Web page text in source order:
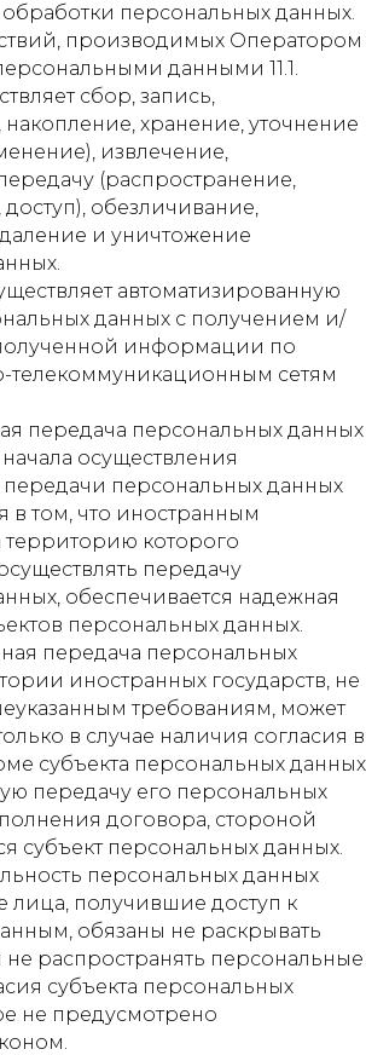
персональных данных.
производимых Оператором
данными 11.1.
сбор, запись,
хранение, уточнение
извлечение,
(распространение,
обезличивание,
и уничтожение
автоматизированную
данных с получением и/
информации по
сетям
передача персональных данных
осуществления
персональных данных
в том, что иностранным
территорию которого
передачу
обеспечивается надежная
персональных данных.
передача персональных
иностранных государств, не
требованиям, может
в случае наличия согласия в
субъекта персональных данных
передачу его персональных
договора, стороной
субъект персональных данных.
персональных данных
лица, получившие доступ к
обязаны не раскрывать
распространять персональные
субъекта персональных
не предусмотрено